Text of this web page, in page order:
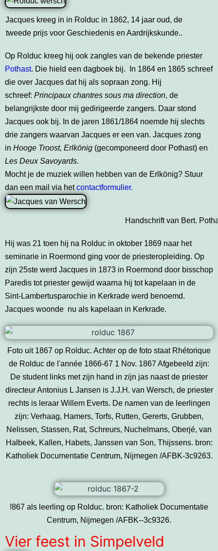
Jacques kreeg in in Rolduc in 1862, 14 jaar oud, de
tweede prijs voor Geschiedenis en Aardrijkskunde..
Op Rolduc kreeg hij ook zangles van de bekende priester
Pothast. Die hield een dagboek bij. In 1864 en 1865 schreef
die over Jacques dat hij als sopraan zong. Hij
schreef: Principauxchantres sous ma direction, de
belangrijkste door mij gedirigeerde zangers. Daar stond
Jacques ook bij. In de jaren 1861/1864 noemde hij slechts
drie zangers waarvan Jacques er een van. Jacques zong
in Hooge Troost, Erlkönig (gecomponeerd door Pothast) en
Les Deux Savoyards.
Mocht je de muziek willen hebben van de Erlkönig? Stuur
dan een mail via hetcontactformulier.
Handschrift van Bert.
Hij was 21 toen hij na Rolduc in oktober 1869 naar het
seminarie in Roermond ging voor de priesteropleiding. Op
zijn 25ste werd Jacques in 1873 in Roermond door bisschop
Paredis tot priester gewijd waarna hij tot kapelaan in de
Sint-Lambertusparochie in Kerkrade werd benoemd.
Jacques woonde nu als kapelaan in Kerkrade.
Foto uit 1867 op Rolduc. Achter op de foto staat Rhétorique
de Rolduc de l'année 1866-67 1 Nov. 1867 Afgebeeld zijn:
De student links met zijn hand in zijn jas naast de priester
directeur Antonius L Jansen is J.J.H. van Wersch, de priester
rechts is leraar Willem Everts. De namen van de leerlingen
zijn: Verhaag, Hamers, Torfs, Rutten, Gererts, Grubben,
Nelissen, Stassen, Rat, Schreurs, Nuchelmans, Oberjé, van
Halbeek, Kallen, Habets, Janssen van Son, Thijssens. bron:
Katholiek Documentatie Centrum, Nijmegen /AFBK-3c9263.
!867 als leerling op Rolduc. bron: Katholiek Documentatie
Centrum, Nijmegen /AFBK--3c9326.
Vier feest in Simpelveld